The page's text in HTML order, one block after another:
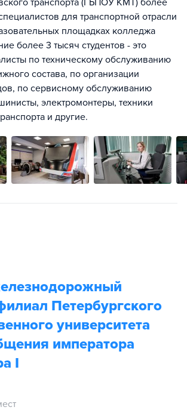
транспорта (ГБПОУ КМТ) более
для транспортной отрасли
площадках колледжа
более 3 тысяч студентов - это
по техническому обслуживанию
состава, по организации
по сервисному обслуживанию
электромонтеры, техники
и другие.
Петербургского
университета
императора
I